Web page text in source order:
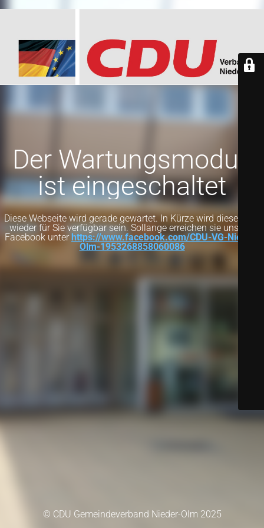
Der Wartungsmodus
ist eingeschaltet
Diese Webseite wird gerade gewartet. In Kürze wird diese Seite
wieder für Sie verfügbar sein. Sollange erreichen sie uns auf
Facebook unter https://www.facebook.com/CDU-VG-Nieder-
Olm-1953268858060086
© CDU Gemeindeverband Nieder-Olm 2025